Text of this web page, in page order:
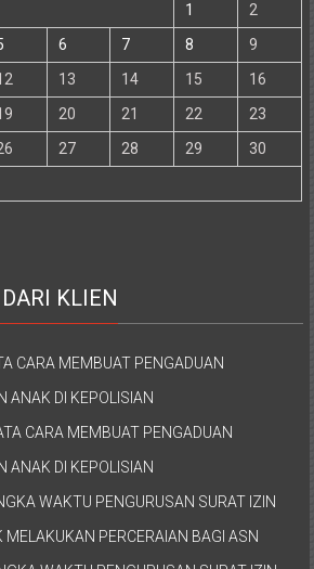
1
2
6 7 8
9
13 14 15
16
20 21 22
23
27 28 29
30
KLIEN
CARA MEMBUAT PENGADUAN
ANAK DI KEPOLISIAN
CARA MEMBUAT PENGADUAN
ANAK DI KEPOLISIAN
WAKTU PENGURUSAN SURAT IZIN
MELAKUKAN PERCERAIAN BAGI ASN